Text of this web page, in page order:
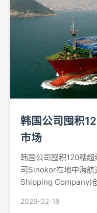
韩国公司囤积
市场
韩国公司囤积120艘
司Sinokor在地中海
Shipping Company)
型原油运输船(VLCC),
2026-02-18